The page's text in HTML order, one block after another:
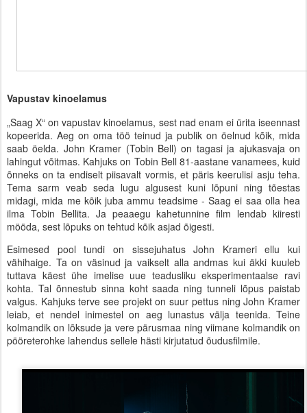
Vapustav kinoelamus
„Saag X“ on vapustav kinoelamus, sest nad enam ei ürita iseennast
kopeerida. Aeg on oma töö teinud ja publik on öelnud kõik, mida
saab öelda. John Kramer (Tobin Bell) on tagasi ja ajukasvaja on
lahingut võitmas. Kahjuks on Tobin Bell 81-aastane vanamees, kuid
õnneks on ta endiselt piisavalt vormis, et päris keerulisi asju teha.
Tema sarm veab seda lugu algusest kuni lõpuni ning tõestas
midagi, mida me kõik juba ammu teadsime - Saag ei saa olla hea
ilma Tobin Bellita. Ja peaaegu kahetunnine film lendab kiiresti
mööda, sest lõpuks on tehtud kõik asjad õigesti.
Esimesed pool tundi on sissejuhatus John Krameri ellu kui
vähihaige. Ta on väsinud ja vaikselt alla andmas kui äkki kuuleb
tuttava käest ühe imelise uue teadusliku eksperimentaalse ravi
kohta. Tal õnnestub sinna koht saada ning tunneli lõpus paistab
valgus. Kahjuks terve see projekt on suur pettus ning John Kramer
leiab, et nendel inimestel on aeg lunastus välja teenida. Teine
kolmandik on lõksude ja vere pärusmaa ning viimane kolmandik on
pööreterohke lahendus sellele hästi kirjutatud õudusfilmile.